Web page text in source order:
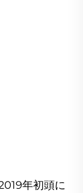
年初頭に